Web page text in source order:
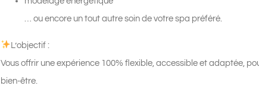
… ou encore un tout autre soin de votre spa préféré.
L’objectif :
Vous offrir une expérience 100% flexible, accessible et adaptée,
bien-être.